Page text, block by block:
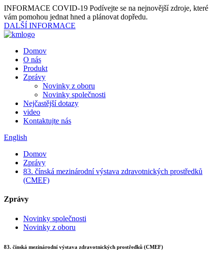
INFORMACE COVID-19 Podívejte se na nejnovější zdroje, které
vám pomohou jednat hned a plánovat dopředu.
DALŠÍ INFORMACE
Domov
O nás
Produkt
Zprávy
Novinky z oboru
Novinky společnosti
Nejčastější dotazy
video
Kontaktujte nás
English
Domov
Zprávy
83. čínská mezinárodní výstava zdravotnických prostředků
(CMEF)
Zprávy
Novinky společnosti
Novinky z oboru
83. čínská mezinárodní výstava zdravotnických prostředků (CMEF)